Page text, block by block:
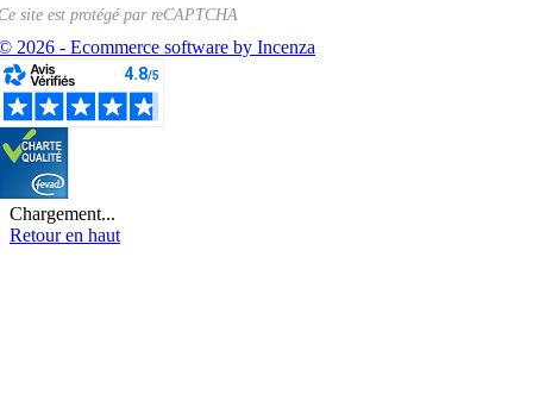
site est protégé parreCAPTCHA
2026 - Ecommerce software by Incenza
Chargement...
Retour en haut